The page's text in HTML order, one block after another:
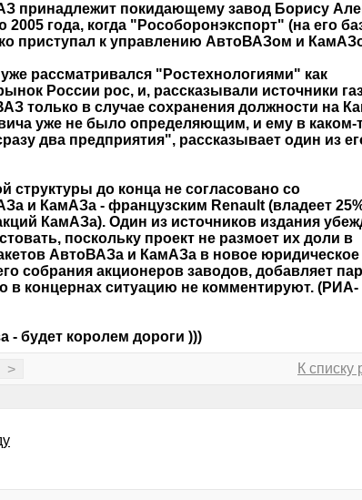
принадлежит покидающему завод Борису
года, когда "Рособоронэкспорт" (на его
приступал к управлению АвтоВАЗом и
рассматривался "Ростехнологиями" как
России рос, и, рассказывали источники
только в случае сохранения должности на
уже не было определяющим, и ему в каком-
два предприятия", рассказывает один из
до конца не согласовано со
и КамАЗа - французским Renault (владеет
КамАЗа). Один из источников издания
поскольку проект не размоет их доли в
АвтоВАЗа и КамАЗа в новое
собрания акционеров заводов, добавляет
в концернах ситуацию не комментируют. (РИА-
- будет королем дороги )))
>
К списку